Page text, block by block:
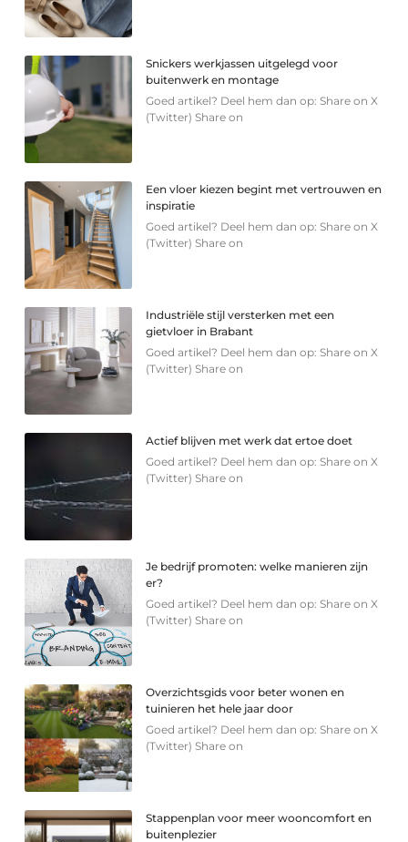
Snickers werkjassen uitgelegd voor
buitenwerk en montage
Goed artikel? Deel hem dan op: Share on X
(Twitter) Share on
Een vloer kiezen begint met vertrouwen en
inspiratie
Goed artikel? Deel hem dan op: Share on X
(Twitter) Share on
Industriële stijl versterken met een
gietvloer in Brabant
Goed artikel? Deel hem dan op: Share on X
(Twitter) Share on
Actief blijven met werk dat ertoe doet
Goed artikel? Deel hem dan op: Share on X
(Twitter) Share on
Je bedrijf promoten: welke manieren zijn
er?
Goed artikel? Deel hem dan op: Share on X
(Twitter) Share on
Overzichtsgids voor beter wonen en
tuinieren het hele jaar door
Goed artikel? Deel hem dan op: Share on X
(Twitter) Share on
Stappenplan voor meer wooncomfort en
buitenplezier